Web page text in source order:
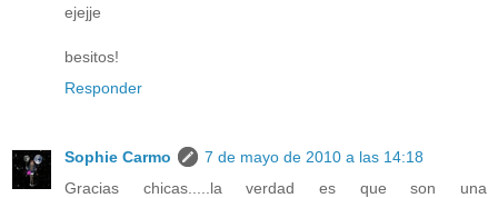
ejejje
besitos!
Responder
Sophie Carmo
7 de mayo de 2010 a las 14:18
Gracias chicas.....la verdad es que son una